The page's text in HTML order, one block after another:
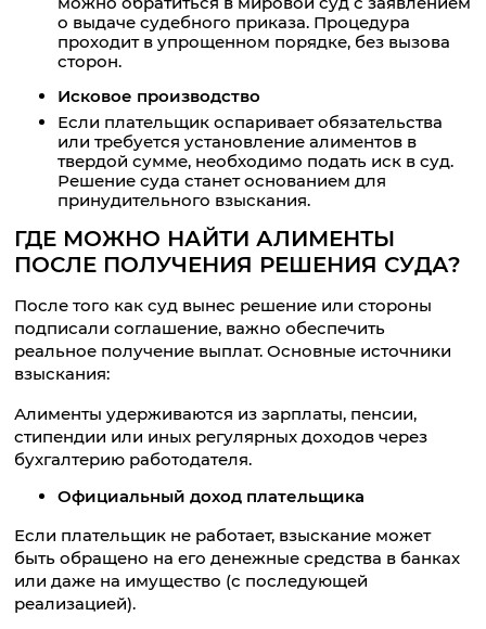
о выдаче судебного приказа. Процедура
проходит в упрощенном порядке, без вызова
сторон.
Исковое производство
Если плательщик оспаривает обязательства
или требуется установление алиментов в
твердой сумме, необходимо подать иск в суд.
Решение суда станет основанием для
принудительного взыскания.
ГДЕ МОЖНО НАЙТИ АЛИМЕНТЫ
ПОСЛЕ ПОЛУЧЕНИЯ РЕШЕНИЯ СУДА?
После того как суд вынес решение или стороны
подписали соглашение, важно обеспечить
реальное получение выплат. Основные источники
взыскания:
Алименты удерживаются из зарплаты, пенсии,
стипендии или иных регулярных доходов через
бухгалтерию работодателя.
Официальный доход плательщика
Если плательщик не работает, взыскание может
быть обращено на его денежные средства в банках
или даже на имущество (с последующей
реализацией).